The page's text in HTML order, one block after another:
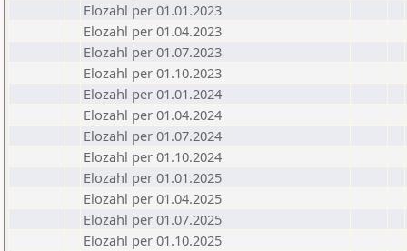
Elozahl per 01.01.2023
Elozahl per 01.04.2023
Elozahl per 01.07.2023
Elozahl per 01.10.2023
Elozahl per 01.01.2024
Elozahl per 01.04.2024
Elozahl per 01.07.2024
Elozahl per 01.10.2024
Elozahl per 01.01.2025
Elozahl per 01.04.2025
Elozahl per 01.07.2025
Elozahl per 01.10.2025